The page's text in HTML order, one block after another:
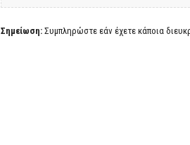
Σημείωση: Συμπληρώστε εάν έχετε κάποια